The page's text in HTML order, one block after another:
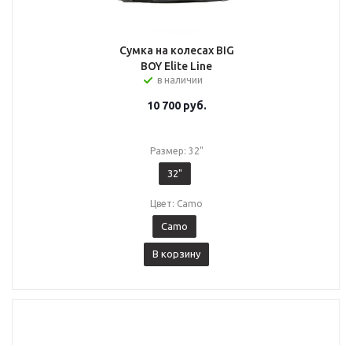
Сумка на колесах BIG
BOY Elite Line
в наличии
10 700руб.
Размер: 32"
32"
Цвет: Camo
Camo
В корзину